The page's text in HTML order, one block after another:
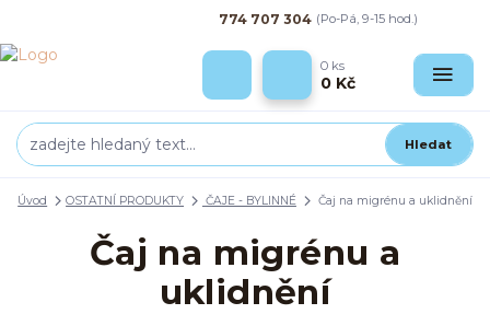
Hledat
774 707 304 (Po-Pá, 9-15 hod.)
0 ks
0 Kč
Úvod OSTATNÍ PRODUKTY ČAJE - BYLINNÉ Čaj na migrénu a uklidnění
Čaj na migrénu a
uklidnění